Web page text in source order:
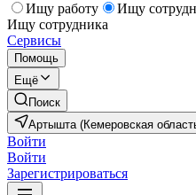
Ищу работу
Ищу
Ищу сотрудника
Сервисы
Помощь
Ещё
Поиск
Артышта (Кемеровская
Войти
Войти
Зарегистрироваться